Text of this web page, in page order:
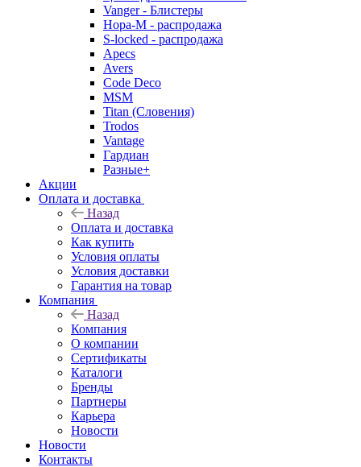
Vanger - Блистеры
Нора-М - распродажа
S-locked - распродажа
Apecs
Avers
Code Deco
MSM
Titan (Словения)
Trodos
Vantage
Гардиан
Разные+
Акции
Оплата и доставка
Назад
Оплата и доставка
Как купить
Условия оплаты
Условия доставки
Гарантия на товар
Компания
Назад
Компания
О компании
Сертификаты
Каталоги
Бренды
Партнеры
Карьера
Новости
Новости
Контакты